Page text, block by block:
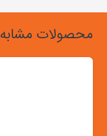
محصولات مشابه